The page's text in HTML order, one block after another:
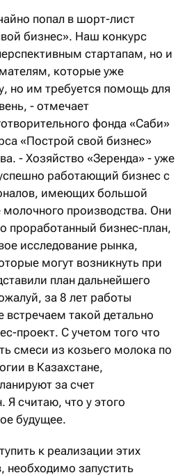
попал в шорт-лист
бизнес». Наш конкурс
стартапам, но и
которые уже
но им требуется помощь для
- отмечает
фонда «Саби»
«Построй свой бизнес»
- Хозяйство «Зеренда» - уже
работающий бизнес с
имеющих большой
производства. Они
проработанный бизнес-план,
исследование рынка,
могут возникнуть при
план дальнейшего
за 8 лет работы
такой детально
проект. С учетом того что
смеси из козьего молока по
в Казахстане,
за счет
Я считаю, что у этого
будущее.
к реализации этих
необходимо запустить